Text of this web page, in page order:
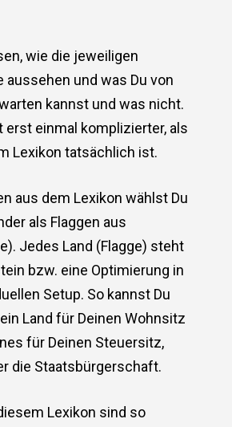
wie die jeweiligen
aussehen und was Du von
kannst und was nicht.
erst einmal komplizierter, als
Lexikon tatsächlich ist.
aus dem Lexikon wählst Du
als Flaggen aus
Jedes Land (Flagge) steht
bzw. eine Optimierung in
Setup. So kannst Du
Land für Deinen Wohnsitz
für Deinen Steuersitz,
die Staatsbürgerschaft.
Lexikon sind so